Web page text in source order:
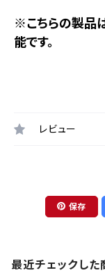
※こちらの製品
能です。
レビュー
保存
最近チェックした